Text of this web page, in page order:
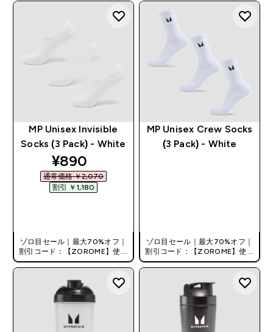
MP Unisex Invisible
Socks (3 Pack) - White
discounted price
¥890‎
通常価格 ￥2,070‎
割引 ￥1,180‎
ゾロ目セール｜最大70%オフ｜
割引コード：【ZOROME】使用
で追加10%オフ！
MP Unisex Crew Socks
(3 Pack) - White
ゾロ目セール｜最大70%オフ｜
割引コード：【ZOROME】使用
で追加10%オフ！